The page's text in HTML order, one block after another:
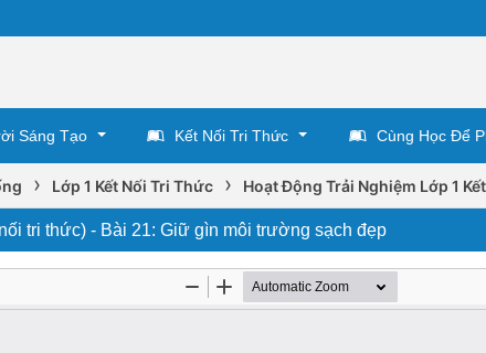
Sáng Tạo Kết Nối Tri Thức Cùng Học Để
› Lớp 1 Kết Nối Tri Thức › Hoạt Động Trải Nghiệm Lớp 1
tri thức) - Bài 21: Giữ gìn môi trường sạch đẹp